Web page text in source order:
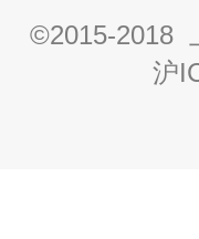
©2015-2018
沪